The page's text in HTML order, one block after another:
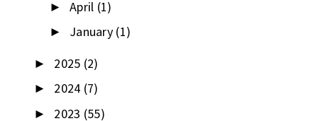
► April (1)
► January (1)
► 2025 (2)
► 2024 (7)
► 2023 (55)